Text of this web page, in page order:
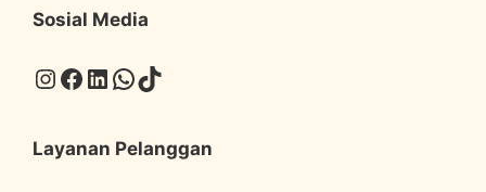
Sosial Media
Instagram
Facebook
LinkedIn
WhatsApp
TikTok
Layanan Pelanggan